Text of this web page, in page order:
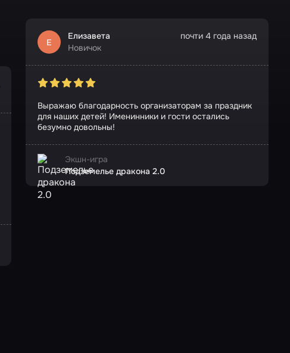
Е
Елизавета
Новичок
почти 4 года назад
Выражаю благодарность организаторам за праздник
для наших детей! Именинники и гости остались
безумно довольны!
Экшн-игра
Подземелье дракона 2.0